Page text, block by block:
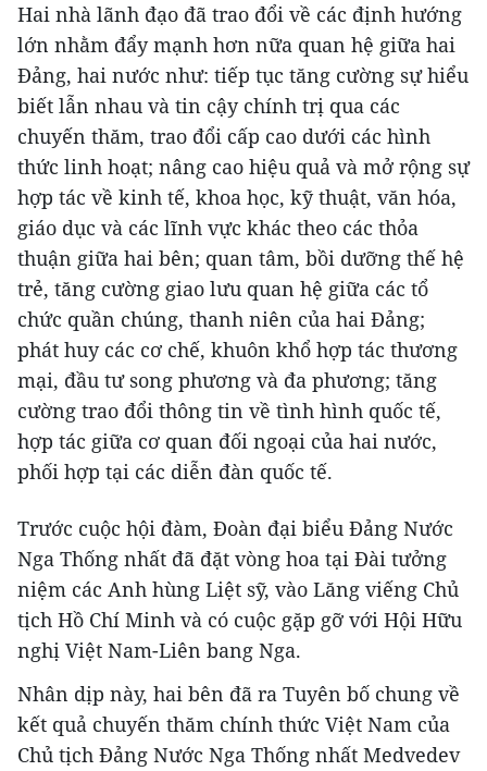
Hai nhà lãnh đạo đã trao đổi về các định hướng
lớn nhằm đẩy mạnh hơn nữa quan hệ giữa hai
Đảng, hai nước như: tiếp tục tăng cường sự hiểu
biết lẫn nhau và tin cậy chính trị qua các
chuyến thăm, trao đổi cấp cao dưới các hình
thức linh hoạt; nâng cao hiệu quả và mở rộng sự
hợp tác về kinh tế, khoa học, kỹ thuật, văn hóa,
giáo dục và các lĩnh vực khác theo các thỏa
thuận giữa hai bên; quan tâm, bồi dưỡng thế hệ
trẻ, tăng cường giao lưu quan hệ giữa các tổ
chức quần chúng, thanh niên của hai Đảng;
phát huy các cơ chế, khuôn khổ hợp tác thương
mại, đầu tư song phương và đa phương; tăng
cường trao đổi thông tin về tình hình quốc tế,
hợp tác giữa cơ quan đối ngoại của hai nước,
phối hợp tại các diễn đàn quốc tế.
Trước cuộc hội đàm, Đoàn đại biểu Đảng Nước
Nga Thống nhất đã đặt vòng hoa tại Đài tưởng
niệm các Anh hùng Liệt sỹ, vào Lăng viếng Chủ
tịch Hồ Chí Minh và có cuộc gặp gỡ với Hội Hữu
nghị Việt Nam-Liên bang Nga.
Nhân dịp này, hai bên đã ra Tuyên bố chung về
kết quả chuyến thăm chính thức Việt Nam của
Chủ tịch Đảng Nước Nga Thống nhất Medvedev